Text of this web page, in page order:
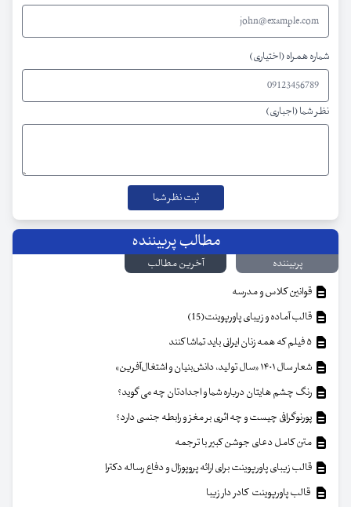
شماره همراه (اختیاری)
نظر شما (اجباری)
مطالب پربیننده
پربیننده
آخرین مطالب
قوانین کلاس و مدرسه
قالب آماده و زیبای پاورپوینت(15)
شعار سال ۱۴۰۱ «سال تولید، دانش‌بنیان و اشتغال‌آفرین»
رنگ چشم هایتان درباره شما و اجدادتان چه می گوید؟
پورنوگرافی چیست و چه اثری بر مغز و رابطه جنسی دارد؟
متن کامل دعای جوشن کبیر با ترجمه
قالب زیبای پاورپوینت برای ارائه پروپوزال و دفاع رساله دکترا
قالب پاورپوینت کادر دار زیبا